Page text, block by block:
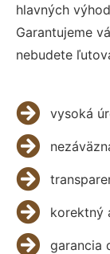
hlavných
Garantujeme
nebudete
vysoká
korektný
garancia